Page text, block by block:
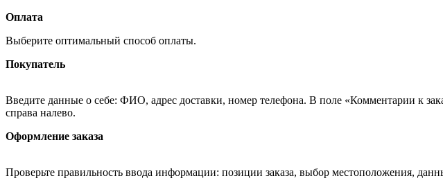
Оплата
Выберите оптимальный способ оплаты.
Покупатель
Введите данные о себе: ФИО, адрес доставки, номер телефона. В поле «Комментарии к
справа налево.
Оформление заказа
Проверьте правильность ввода информации: позиции заказа, выбор местоположения,